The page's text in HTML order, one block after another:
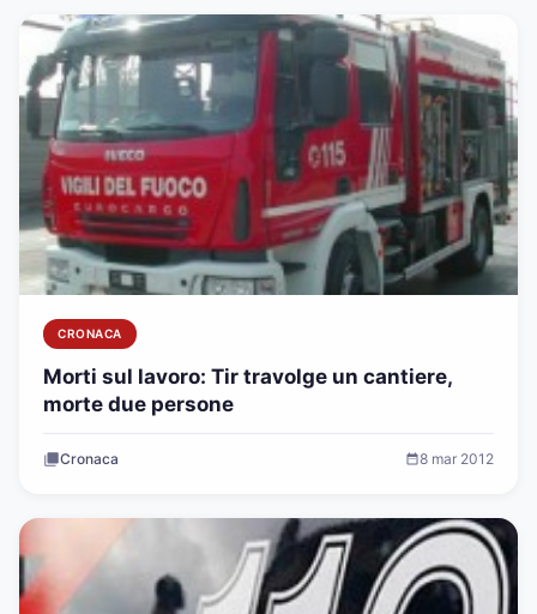
CRONACA
Morti sul lavoro: Tir travolge un cantiere,
morte due persone
Cronaca 8 mar 2012